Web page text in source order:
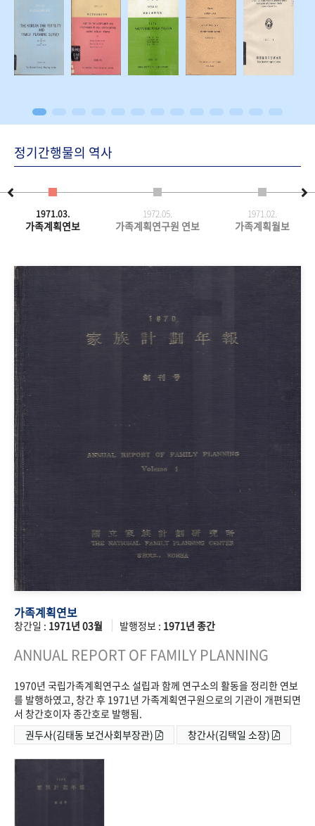
정기간행물의 역사
1971.03.
가족계획연보
1972.05.
가족계획연구원 연보
1971.02.
가족계획월보
가족계획연보
창간일 : 1971년 03월 발행정보 : 1971년 종간
ANNUAL REPORT OF FAMILY PLANNING
1970년 국립가족계획연구소 설립과 함께 연구소의 활동을 정리한 연보
를 발행하였고, 창간 후 1971년 가족계획연구원으로의 기관이 개편되면
서 창간호이자 종간호로 발행됨.
권두사(김태동 보건사회부장관)
창간사(김택일 소장)